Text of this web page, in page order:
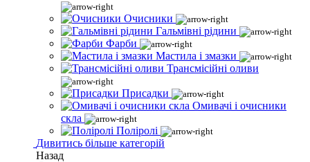
Очисники
Гальмівні рідини
Фарби
Мастила і змазки
Трансмісійні оливи
Присадки
Омивачі і очисники
скла
Поліролі
Дивитись більше категорій
Назад